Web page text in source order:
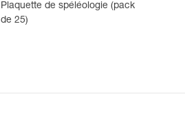
Plaquette de spéléologie (pack
de 25)